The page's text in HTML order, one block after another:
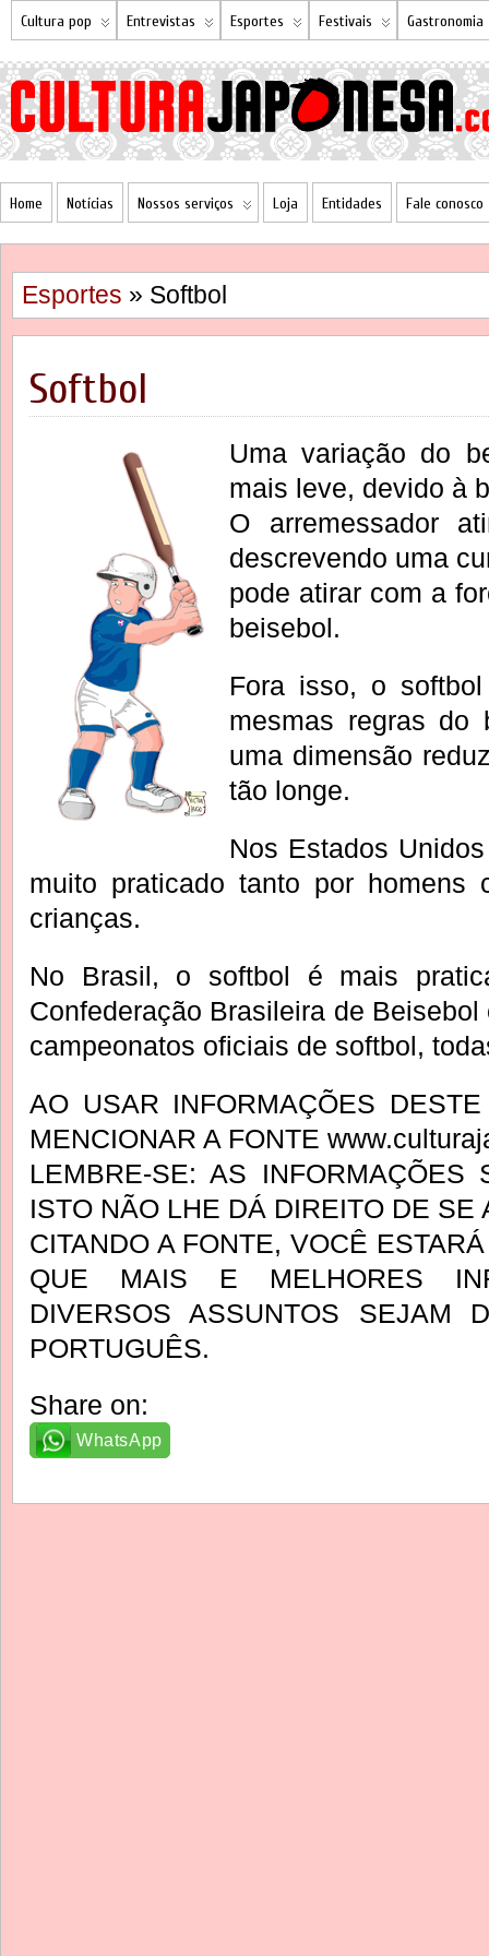
Cultura pop Entrevistas Esportes Festivais Gastronomia
Home Notícias Nossos serviços Loja Entidades Fale conosco
Esportes » Softbol
Softbol
Uma variação do
mais leve, devido à
O arremessador
descrevendo uma
pode atirar com a
beisebol.
Fora isso, o
mesmas regras do
uma dimensão
tão longe.
Nos Estados
muito praticado tanto por homens
crianças.
No Brasil, o softbol é mais
Confederação Brasileira de
campeonatos oficiais de softbol,
AO USAR INFORMAÇÕES
MENCIONAR A FONTE
LEMBRE-SE: AS INFORMAÇÕES
ISTO NÃO LHE DÁ DIREITO DE SE
CITANDO A FONTE, VOCÊ
QUE MAIS E MELHORES
DIVERSOS ASSUNTOS SEJAM
PORTUGUÊS.
Share on:
WhatsApp